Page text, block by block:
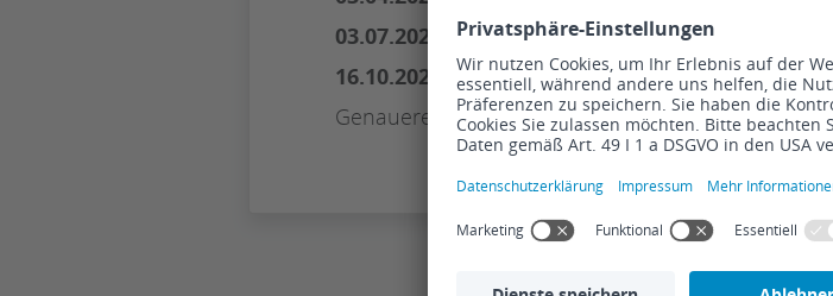
03.07.2025
– Heidelberg, Tink Tank Landfried
16.10.2025
– SC Riessersee, Am Eisstadion 1,
Genauere Infos und Anmeldung auf unserer